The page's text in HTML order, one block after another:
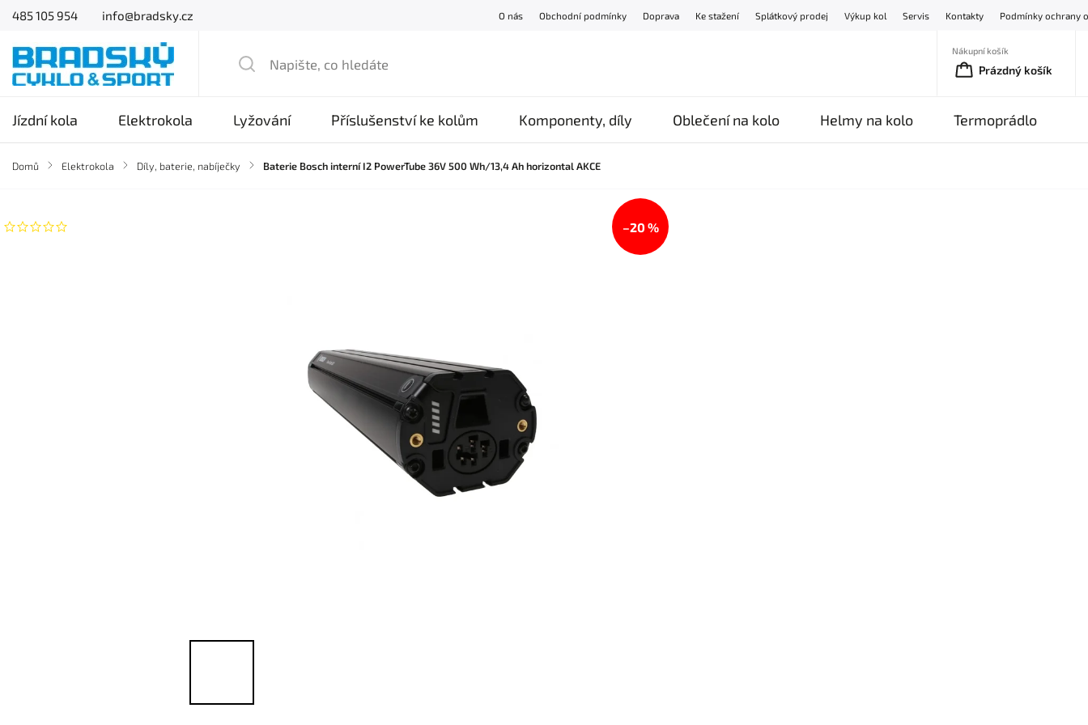
485 105 954 info@bradsky.cz O nás Obchodní podmínky Doprava Ke stažení Splátkový prodej Výkup kol Servis Kontakty Podmínky ochrany
Nákupní košík
Prázdný košík
Jízdní kola Elektrokola Lyžování Příslušenství ke kolům Komponenty, díly Oblečení na kolo Helmy na kolo Termoprádlo
Domů / Elektrokola / Díly, baterie, nabíječky / Baterie Bosch interní I2 PowerTube 36V 500 Wh/13,4 Ah horizontal AKCE
–20 %